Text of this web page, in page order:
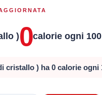
)0calorie ogni
cristallo ) ha 0 calorie ogni